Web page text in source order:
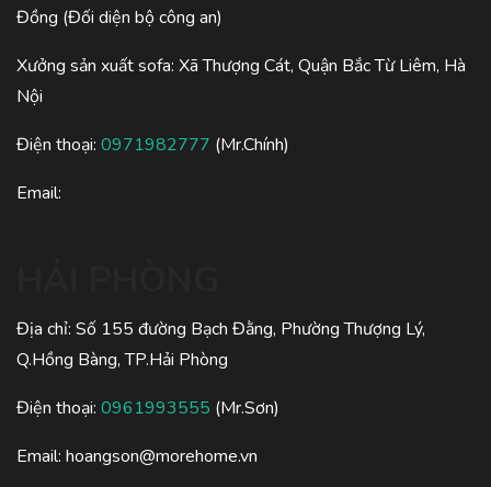
Đồng (Đối diện bộ công an)
Xưởng sản xuất sofa: Xã Thượng Cát, Quận Bắc Từ Liêm, Hà
Nội
Điện thoại: 0971982777 (Mr.Chính)
Email:
Địa chỉ: Số 155 đường Bạch Đằng, Phường Thượng Lý,
Q.Hồng Bàng, TP.Hải Phòng
Điện thoại: 0961993555 (Mr.Sơn)
Email: hoangson@morehome.vn